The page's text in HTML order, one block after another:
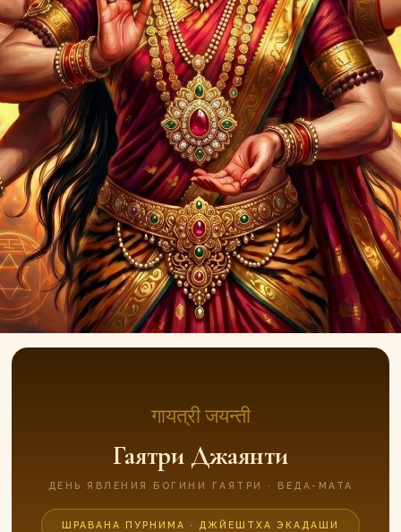
गायत्री जयन्ती
Гаятри Джаянти
ДЕНЬ ЯВЛЕНИЯ БОГИНИ ГАЯТРИ · ВЕДА-МАТА
ШРАВАНА ПУРНИМА · ДЖЙЕШТХА ЭКАДАШИ